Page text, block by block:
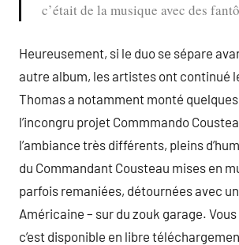
c’était de la musique avec des
Heureusement, si le duo se sépare
autre album, les artistes ont continué
Thomas a notamment monté
l’incongru projet Commmando
l’ambiance très différents, pleins
du Commandant Cousteau mises en
parfois remaniées, détournées avec
Américaine – sur du zouk garage.
c’est disponible en libre